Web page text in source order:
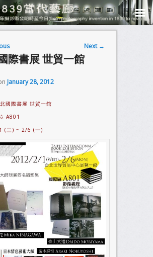
Next →
際書展 世貿一館
January 28, 2012
國際書展 世貿一館
A801
(三) ~ 2/6 (一)